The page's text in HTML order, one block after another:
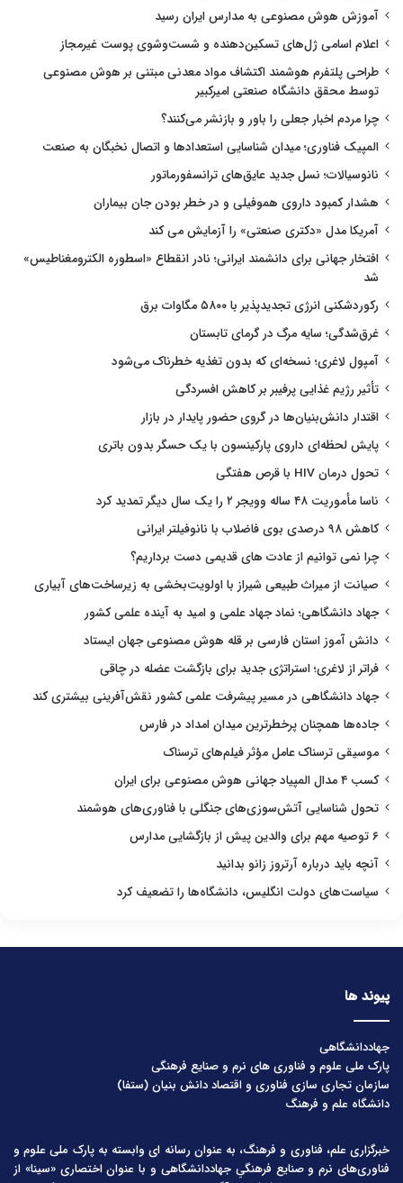
آموزش هوش مصنوعی به مدارس ایران رسید
اعلام اسامی ژل‌های تسکین‌دهنده و شست‌وشوی پوست غیرمجاز
طراحی پلتفرم هوشمند اکتشاف مواد معدنی مبتنی بر هوش مصنوعی
توسط محقق دانشگاه صنعتی امیرکبیر
چرا مردم اخبار جعلی را باور و بازنشر می‌کنند؟
المپیک فناوری؛ میدان شناسایی استعدادها و اتصال نخبگان به صنعت
نانوسیالات؛ نسل جدید عایق‌های ترانسفورماتور
هشدار کمبود داروی هموفیلی و در خطر بودن جان بیماران
آمریکا مدل «دکتری صنعتی» را آزمایش می کند
افتخار جهانی برای دانشمند ایرانی؛ نادر انقطاع «اسطوره الکترومغناطیس»
شد
رکوردشکنی انرژی تجدیدپذیر با ۵۸۰۰ مگاوات برق
غرق‌شدگی؛ سایه مرگ در گرمای تابستان
آمپول لاغری؛ نسخه‌ای که بدون تغذیه خطرناک می‌شود
تأثیر رژیم غذایی پرفیبر بر کاهش افسردگی
اقتدار دانش‌بنیان‌ها در گروی حضور پایدار در بازار
پایش لحظه‌ای داروی پارکینسون با یک حسگر بدون باتری
تحول درمان HIV با قرص هفتگی
ناسا مأموریت ۴۸ ساله وویجر ۲ را یک سال دیگر تمدید کرد
کاهش ۹۸ درصدی بوی فاضلاب با نانوفیلتر ایرانی
چرا نمی توانیم از عادت های قدیمی دست برداریم؟
صیانت از میراث طبیعی شیراز با اولویت‌بخشی به زیرساخت‌های آبیاری
جهاد دانشگاهی؛ نماد جهاد علمی و امید به آینده علمی کشور
دانش آموز استان فارسی بر قله هوش مصنوعی جهان ایستاد
فراتر از لاغری؛ استراتژی جدید برای بازگشت عضله در چاقی
جهاد دانشگاهی در مسیر پیشرفت علمی کشور نقش‌آفرینی بیشتری کند
جاده‌ها همچنان پرخطرترین میدان امداد در فارس
موسیقی ترسناک عامل مؤثر فیلم‌های ترسناک
کسب ۴ مدال المپیاد جهانی هوش مصنوعی برای ایران
تحول شناسایی آتش‌سوزی‌های جنگلی با فناوری‌های هوشمند
۶ توصیه مهم برای والدین پیش از بازگشایی مدارس
آنچه باید درباره آرتروز زانو بدانید
سیاست‌های دولت انگلیس، دانشگاه‌ها را تضعیف کرد
پیوند ها
جهاددانشگاهی
پارک ملی علوم و فناوری های نرم و صنایع فرهنگی
سازمان تجاری سازی فناوری و اقتصاد دانش بنیان (ستفا)
دانشگاه علم و فرهنگ
خبرگزاری علم، فناوری و فرهنگ، به عنوان رسانه ای وابسته به پارک ملی علوم و
فناوری‌های نرم و صنایع فرهنگیِ جهاددانشگاهی و با عنوان اختصاری «سینا» از